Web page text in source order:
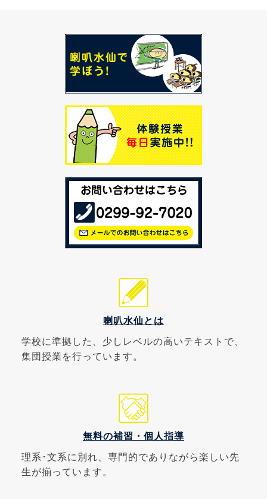
喇叭水仙とは
学校に準拠した、少しレベルの高いテキストで、
集団授業を行っています。
無料の補習・個人指導
理系･文系に別れ、専門的でありながら楽しい先
生が揃っています。